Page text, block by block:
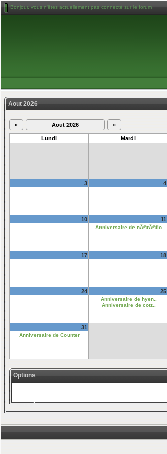
Bonjour, vous n'êtes actuellement pas connecté sur le forum
Aout 2026
« Aout 2026 »
Lundi Mardi
3 4
10 11
Anniversaire de nÃ©rÃ©flo
17 18
24 25
Anniversaire de hyen..
Anniversaire de cotz..
31
Anniversaire de Counter
Options